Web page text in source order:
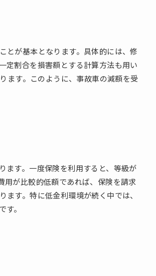
とが基本となります。具体的には、修
定割合を損害額とする計算方法も用い
ます。このように、事故車の減額を受
ます。一度保険を利用すると、等級が
用が比較的低額であれば、保険を請求
す。特に低金利環境が続く中では、
。